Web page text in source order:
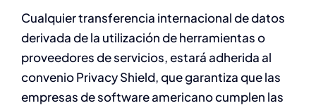
Cualquier transferencia internacional de datos
derivada de la utilización de herramientas o
proveedores de servicios, estará adherida al
convenio Privacy Shield, que garantiza que las
empresas de software americano cumplen las